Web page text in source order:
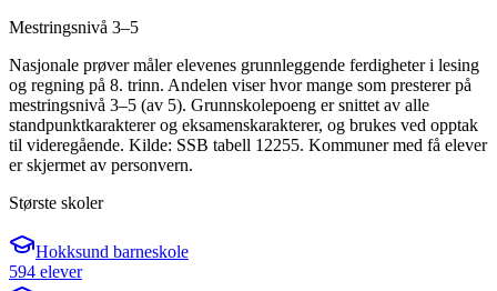
Mestringsnivå 3–5
Nasjonale prøver måler elevenes grunnleggende ferdigheter i lesing
og regning på 8. trinn. Andelen viser hvor mange som presterer på
mestringsnivå 3–5 (av 5). Grunnskolepoeng er snittet av alle
standpunktkarakterer og eksamenskarakterer, og brukes ved opptak
til videregående. Kilde: SSB tabell 12255. Kommuner med få elever
er skjermet av personvern.
Største skoler
Hokksund barneskole
594 elever